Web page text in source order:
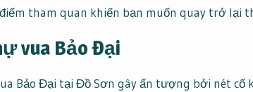
tham quan khiến bạn muốn quay trở lại
vua Bảo Đại
Bảo Đại tại Đồ Sơn gây ấn tượng bởi nét cổ